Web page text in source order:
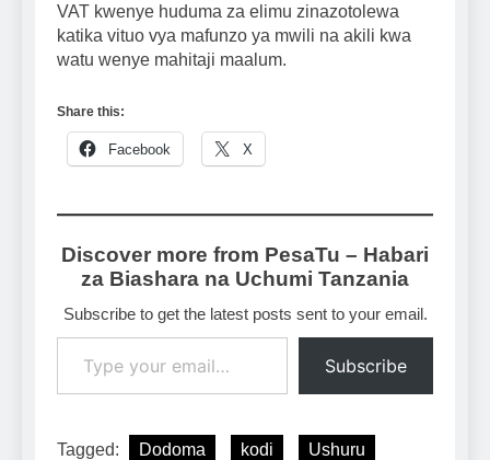
VAT kwenye huduma za elimu zinazotolewa
katika vituo vya mafunzo ya mwili na akili kwa
watu wenye mahitaji maalum.
Share this:
Facebook X
Discover more from PesaTu – Habari
za Biashara na Uchumi Tanzania
Subscribe to get the latest posts sent to your email.
Type your email…
Subscribe
Tagged: Dodoma kodi Ushuru